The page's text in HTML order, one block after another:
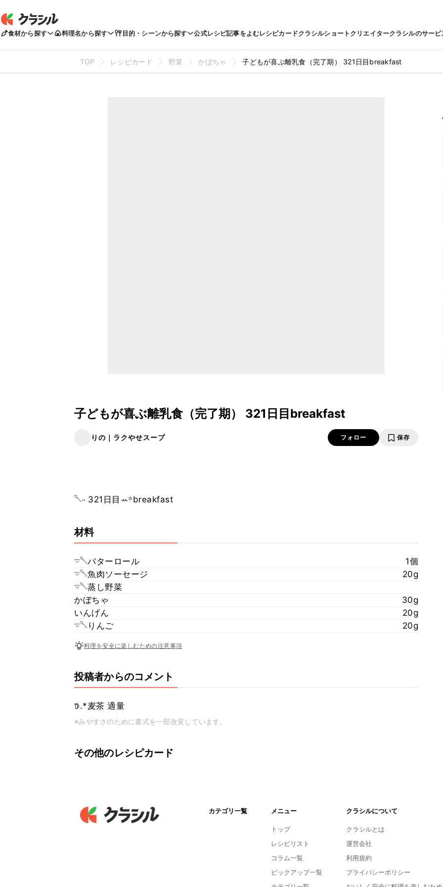
食材から探す 料理名から探す 目的・シーンから探す 公式レシピ記事をよむレシピカードクラシルショートクリエイタークラシルのサービ
TOP レシピカード 野菜 かぼちゃ 子どもが喜ぶ離乳食（完了期） 321日目breakfast
子どもが喜ぶ離乳食（完了期） 321日目breakfast
りの｜ラクやせスープ フォロー 保存
𓌈˒˒ 321日目ꕀ꙳breakfast
材料
𓎻𓌈バターロール
1個
𓎻𓌈魚肉ソーセージ
20g
𓎻𓌈蒸し野菜
かぼちゃ
30g
いんげん
20g
𓎻𓌈りんご
20g
料理を安全に楽しむための注意事項
投稿者からのコメント
𖠚.*麦茶 適量
※みやすさのために書式を一部改変しています。
その他のレシピカード
カテゴリ一覧 メニュー
トップ
レシピリスト
コラム一覧
ピックアップ一覧
クラシルについて
クラシルとは
運営会社
利用規約
プライバシーポリシー